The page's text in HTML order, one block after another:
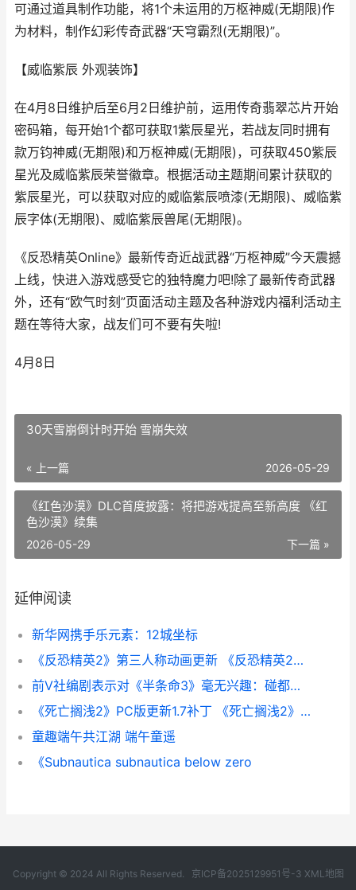
可通过道具制作功能，将1个未运用的万枢神威(无期限)作
为材料，制作幻彩传奇武器“天穹霸烈(无期限)”。
【威临紫辰 外观装饰】
在4月8日维护后至6月2日维护前，运用传奇翡翠芯片开始
密码箱，每开始1个都可获取1紫辰星光，若战友同时拥有
款万钧神威(无期限)和万枢神威(无期限)，可获取450紫辰
星光及威临紫辰荣誉徽章。根据活动主题期间累计获取的
紫辰星光，可以获取对应的威临紫辰喷漆(无期限)、威临紫
辰字体(无期限)、威临紫辰兽尾(无期限)。
《反恐精英Online》最新传奇近战武器“万枢神威”今天震撼
上线，快进入游戏感受它的独特魔力吧!除了最新传奇武器
外，还有“欧气时刻”页面活动主题及各种游戏内福利活动主
题在等待大家，战友们可不要有失啦!
4月8日
30天雪崩倒计时开始 雪崩失效
« 上一篇 2026-05-29
《红色沙漠》DLC首度披露：将把游戏提高至新高度 《红
色沙漠》续集
下一篇 »
2026-05-29
延伸阅读
新华网携手乐元素：12城坐标
《反恐精英2》第三人称动画更新 《反恐精英2》直接安装游戏
前V社编剧表示对《半条命3》毫无兴趣：碰都不想碰
《死亡搁浅2》PC版更新1.7补丁 《死亡搁浅2》PC修改器
童趣端午共江湖 端午童遥
《Subnautica subnautica below zero
Copyright © 2024 All Rights Reserved. 京ICP备2025129951号-3 XML地图